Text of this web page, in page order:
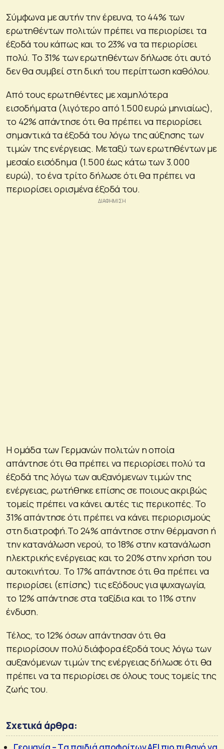
Σύμφωνα με αυτήν την έρευνα, το 44% των
ερωτηθέντων πολιτών πρέπει να περιορίσει τα
έξοδά του κάπως και το 23% να τα περιορίσει
πολύ. Το 31% των ερωτηθέντων δήλωσε ότι αυτό
δεν θα συμβεί στη δική του περίπτωση καθόλου.
Από τους ερωτηθέντες με χαμηλότερα
εισοδήματα (λιγότερο από 1.500 ευρώ μηνιαίως),
το 42% απάντησε ότι θα πρέπει να περιορίσει
σημαντικά τα έξοδά του λόγω της αύξησης των
τιμών της ενέργειας. Μεταξύ των ερωτηθέντων με
μεσαίο εισόδημα (1.500 έως κάτω των 3.000
ευρώ), το ένα τρίτο δήλωσε ότι θα πρέπει να
περιορίσει ορισμένα έξοδά του.
Η ομάδα των Γερμανών πολιτών η οποία
απάντησε ότι θα πρέπει να περιορίσει πολύ τα
έξοδά της λόγω των αυξανόμενων τιμών της
ενέργειας, ρωτήθηκε επίσης σε ποιους ακριβώς
τομείς πρέπει να κάνει αυτές τις περικοπές. Το
31% απάντησε ότι πρέπει να κάνει περιορισμούς
στη διατροφή.Το 24% απάντησε στην θέρμανση ή
την κατανάλωση νερού, το 18% στην κατανάλωση
ηλεκτρικής ενέργειας και το 20% στην χρήση του
αυτοκινήτου. Το 17% απάντησε ότι θα πρέπει να
περιορίσει (επίσης) τις εξόδους για ψυχαγωγία,
το 12% απάντησε στα ταξίδια και το 11% στην
ένδυση.
Τέλος, το 12% όσων απάντησαν ότι θα
περιορίσουν πολύ διάφορα έξοδά τους λόγω των
αυξανόμενων τιμών της ενέργειας δήλωσε ότι θα
πρέπει να τα περιορίσει σε όλους τους τομείς της
ζωής του.
Σχετικά άρθρα: